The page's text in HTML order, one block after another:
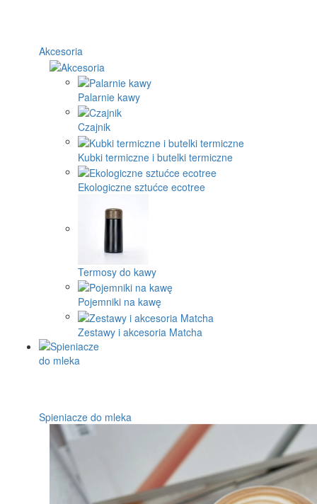
Akcesoria
Palarnie kawy
Czajnik
Kubki termiczne i butelki termiczne
Ekologiczne sztućce ecotree
Termosy do kawy
Pojemniki na kawę
Zestawy i akcesoria Matcha
Spieniacze do mleka